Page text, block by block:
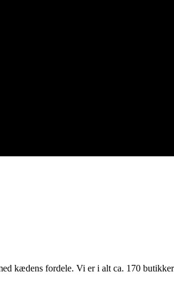
kædens fordele. Vi er i alt ca. 170